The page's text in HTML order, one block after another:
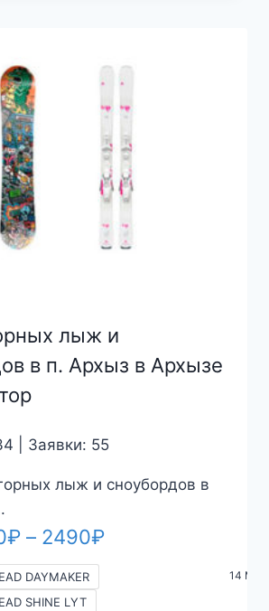
лыж и
в п. Архыз в Архызе
| Заявки: 55
лыж и сноубордов в
₽ – 2490₽Диапазон
DAYMAKER
SHINE LYT
14